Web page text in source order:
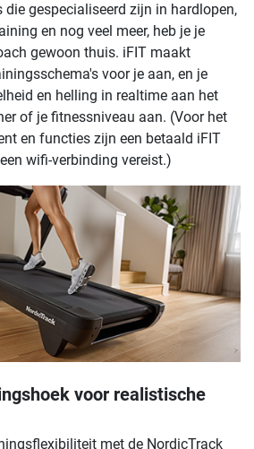
die gespecialiseerd zijn in hardlopen,
en nog veel meer, heb je je
gewoon thuis. iFIT maakt
voor je aan, en je
en helling in realtime aan het
of je fitnessniveau aan. (Voor het
en functies zijn een betaald iFIT
wifi-verbinding vereist.)
voor realistische
met de NordicTrack